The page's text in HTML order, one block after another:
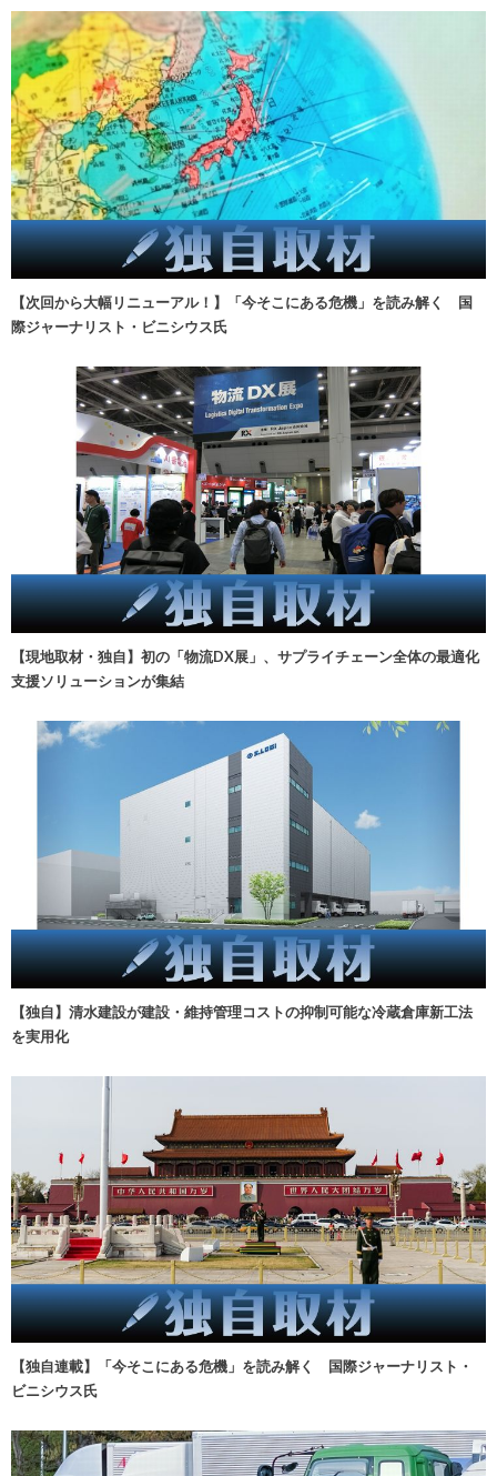
【次回から大幅リニューアル！】「今そこにある危機」を読み解く 国
際ジャーナリスト・ビニシウス氏
【現地取材・独自】初の「物流DX展」、サプライチェーン全体の最適化
支援ソリューションが集結
【独自】清水建設が建設・維持管理コストの抑制可能な冷蔵倉庫新工法
を実用化
【独自連載】「今そこにある危機」を読み解く 国際ジャーナリスト・
ビニシウス氏